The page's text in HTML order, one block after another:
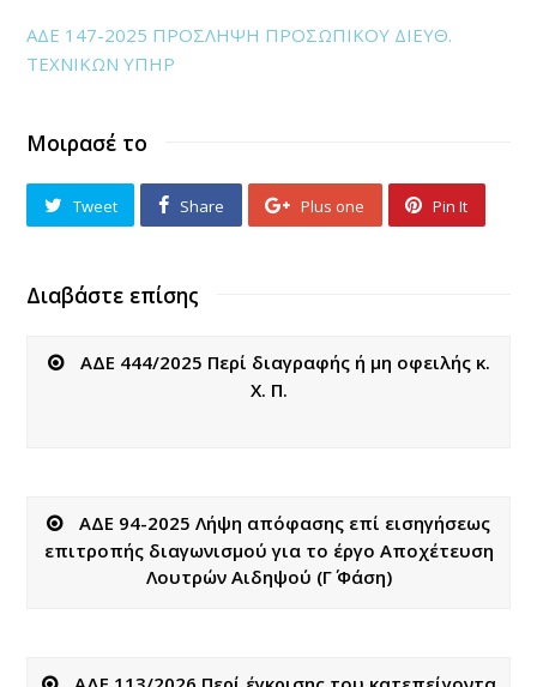
ΑΔΕ 147-2025 ΠΡΟΣΛΗΨΗ ΠΡΟΣΩΠΙΚΟΥ ΔΙΕΥΘ.
ΤΕΧΝΙΚΩΝ ΥΠΗΡ
Μοιρασέ το
Tweet Share Plus one Pin It
Διαβάστε επίσης
ΑΔΕ 444/2025 Περί διαγραφής ή μη οφειλής κ.
Χ. Π.
ΑΔΕ 94-2025 Λήψη απόφασης επί εισηγήσεως
επιτροπής διαγωνισμού για το έργο Αποχέτευση
Λουτρών Αιδηψού (Γ΄ Φάση)